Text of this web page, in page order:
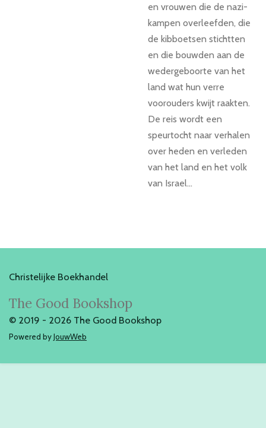
en vrouwen die de nazi-
kampen overleefden, die
de kibboetsen stichtten
en die bouwden aan de
wedergeboorte van het
land wat hun verre
voorouders kwijt raakten.
De reis wordt een
speurtocht naar verhalen
over heden en verleden
van het land en het volk
van Israel...
Christelijke Boekhandel
The Good Bookshop
© 2019 - 2026 The Good Bookshop
Powered byJouwWeb